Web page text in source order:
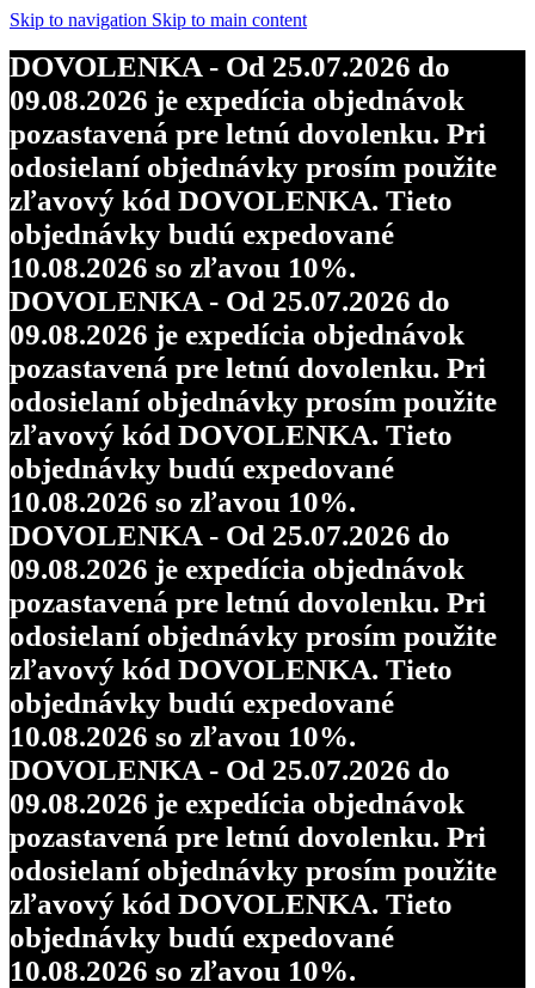
Skip to navigation Skip to main content
DOVOLENKA - Od 25.07.2026 do
09.08.2026 je expedícia objednávok
pozastavená pre letnú dovolenku. Pri
odosielaní objednávky prosím použite
zľavový kód DOVOLENKA. Tieto
objednávky budú expedované
10.08.2026 so zľavou 10%.
DOVOLENKA - Od 25.07.2026 do
09.08.2026 je expedícia objednávok
pozastavená pre letnú dovolenku. Pri
odosielaní objednávky prosím použite
zľavový kód DOVOLENKA. Tieto
objednávky budú expedované
10.08.2026 so zľavou 10%.
DOVOLENKA - Od 25.07.2026 do
09.08.2026 je expedícia objednávok
pozastavená pre letnú dovolenku. Pri
odosielaní objednávky prosím použite
zľavový kód DOVOLENKA. Tieto
objednávky budú expedované
10.08.2026 so zľavou 10%.
DOVOLENKA - Od 25.07.2026 do
09.08.2026 je expedícia objednávok
pozastavená pre letnú dovolenku. Pri
odosielaní objednávky prosím použite
zľavový kód DOVOLENKA. Tieto
objednávky budú expedované
10.08.2026 so zľavou 10%.